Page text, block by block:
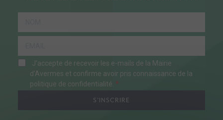
J'accepte de recevoir les e-mails de la Mairie
d'Avermes et confirme avoir pris connaissance de la
politique de confidentialité.
S'INSCRIRE